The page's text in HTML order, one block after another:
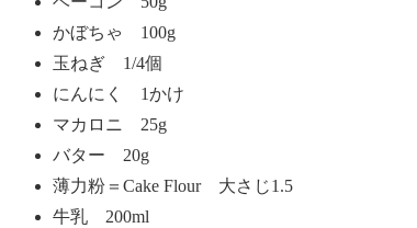
かぼちゃ 100g
玉ねぎ 1/4個
にんにく 1かけ
マカロニ 25g
バター 20g
薄力粉＝Cake Flour 大さじ1.5
牛乳 200ml